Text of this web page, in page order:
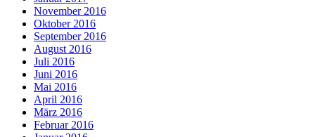
November 2016
Oktober 2016
September 2016
August 2016
Juli 2016
Juni 2016
Mai 2016
April 2016
März 2016
Februar 2016